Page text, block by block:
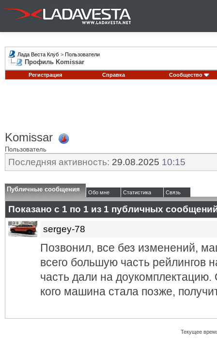
Лада Веста Клуб > Пользователи
Профиль Komissar
Регистрация Справка Сообщество
Komissar
Пользователь
Последняя активность: 29.08.2025 10:15
Публичные сообщения Обо мне Статистика Связь
Показано с 1 по 1 из 1 публичных
sergey-78
Позвонил, все без изменений,
всего большую часть рейлингов
часть дали на доукомплектацию.
кого машина стала позже,
Текущее